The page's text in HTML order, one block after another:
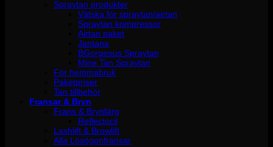
Spraytan produkter
Vätska för spraytan/airtan
Spraytan kompressor
Airtan paket
Jantana
BGorgeous Spraytan
Mine Tan Spraytan
För hemmabruk
Paketpriser
Tan tillbehör
Fransar & Bryn
Frans & Brynfärg
Reflectocil
Lashlift & Browlift
Alla Lösögonfransar